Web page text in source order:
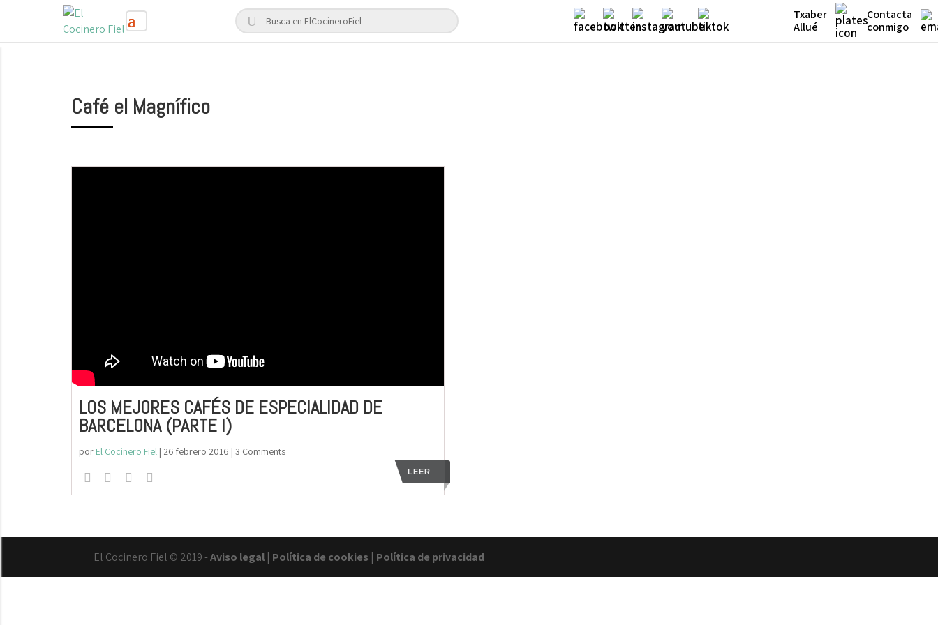
Txaber
Allué
Contacta
conmigo
Café el Magnífico
LOS MEJORES CAFÉS DE ESPECIALIDAD DE
BARCELONA (PARTE I)
por El Cocinero Fiel| 26 febrero 2016 | 3 Comments
LEER
El Cocinero Fiel © 2019 -Aviso legal | Política de cookies | Política de privacidad